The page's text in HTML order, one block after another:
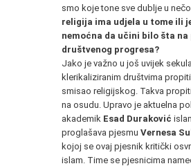
smo koje tone sve dublje u
religija ima udjela u tome ili
nemoćna da učini bilo šta na
društvenog progresa?
Jako je važno u još uvijek
klerikaliziranim društvima
smisao religijskog. Takva
na osudu. Upravo je aktuelna
akademik Esad Duraković
proglašava pjesmu Vernesa
kojoj se ovaj pjesnik kritički
islam. Time se pjesnicima